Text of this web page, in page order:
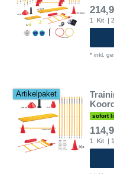
1 Kit |
* inkl.
Artikelpaket
sofort
1 Kit |